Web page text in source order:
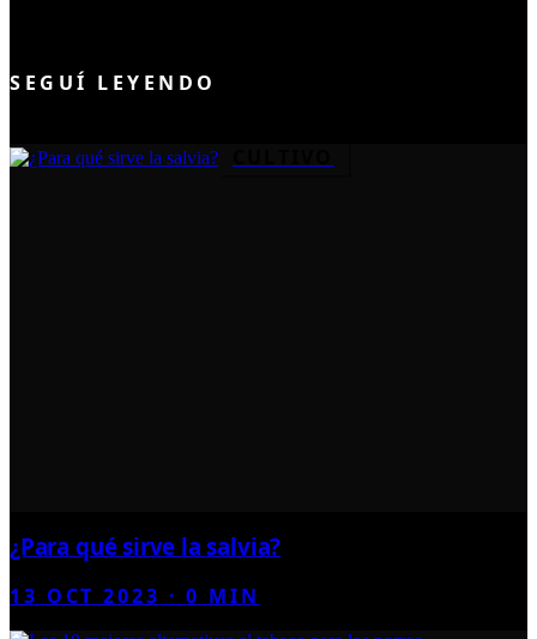
SEGUÍ LEYENDO
¿Para qué sirve la salvia?
13 OCT 2023 ·0 MIN